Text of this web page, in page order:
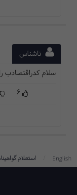
ناشناس
سلام کدراقتصادب
6
English استعلام